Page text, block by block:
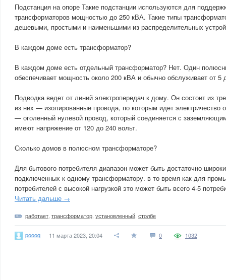
Подстанция на опоре Такие подстанции используются для
трансформаторов мощностью до 250 кВА. Такие типы
дешевыми, простыми и наименьшими из распределительных
В каждом доме есть трансформатор?
В каждом доме есть отдельный трансформатор? Нет. Один
обеспечивает мощность около 200 кВА и обычно обслуживает от 5
Подводка ведет от линий электропередач к дому. Он состоит из
из них — изолированные провода, по которым идет электричество
— оголенный нулевой провод, который соединяется с
имеют напряжение от 120 до 240 вольт.
Сколько домов в полюсном трансформаторе?
Для бытового потребителя диапазон может быть достаточно
подключенных к одному трансформатору. в то время как для
потребителей с высокой нагрузкой это может быть всего 4-5
Читать дальше →
работает трансформатор установленный столбе
poooq 11 марта 2023, 20:04 0 1032